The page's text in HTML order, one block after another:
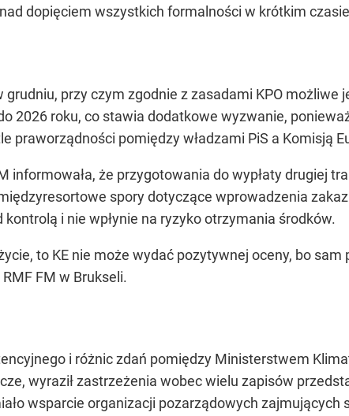
dopięciem wszystkich formalności w krótkim
grudniu, przy czym zgodnie z zasadami KPO możliwe
2026 roku, co stawia dodatkowe wyzwanie,
praworządności pomiędzy władzami PiS a Komisją
informowała, że przygotowania do wypłaty drugiej
spory dotyczące wprowadzenia
kontrolą i nie wpłynie na ryzyko otrzymania środków.
to KE nie może wydać pozytywnej oceny, bo
FM w Brukseli.
i różnic zdań pomiędzy Ministerstwem
wyraził zastrzeżenia wobec wielu zapisów
wsparcie organizacji pozarządowych zajmujących